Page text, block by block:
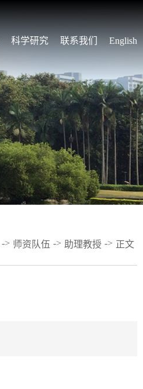
科学研究 联系我们 English
-> 师资队伍 -> 助理教授 -> 正文